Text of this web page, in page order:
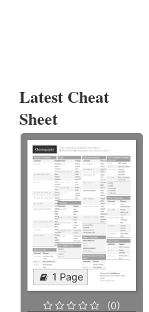
Latest Cheat
Sheet
1 Page
(0)